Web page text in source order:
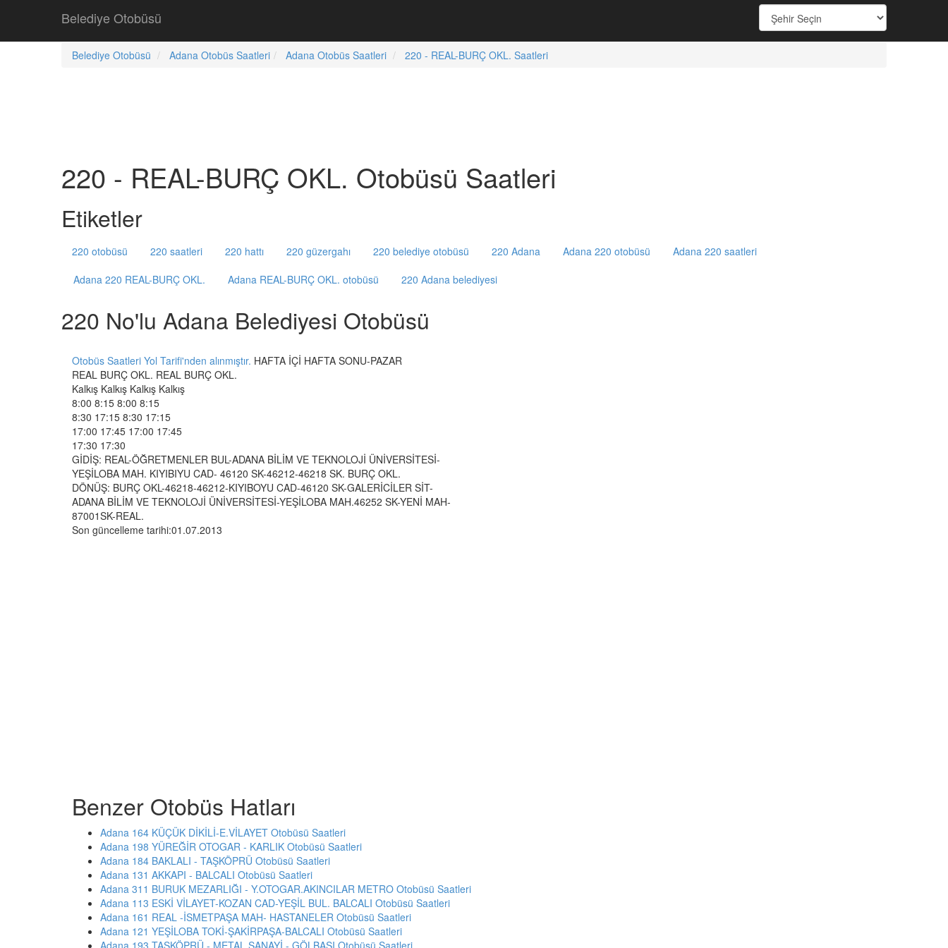
Belediye Otobüsü
Belediye Otobüsü Adana Otobüs Saatleri Adana Otobüs Saatleri 220 - REAL-BURÇ OKL. Saatleri
220 - REAL-BURÇ OKL. Otobüsü Saatleri
Etiketler
220 otobüsü 220 saatleri 220 hattı 220 güzergahı 220 belediye otobüsü 220 Adana Adana 220 otobüsü
Adana 220 saatleri
Adana 220 REAL-BURÇ OKL.
Adana REAL-BURÇ OKL. otobüsü 220 Adana belediyesi
220 No'lu Adana Belediyesi Otobüsü
Otobüs Saatleri Yol Tarifi'nden alınmıştır. HAFTA İÇİ HAFTA SONU-PAZAR
REAL BURÇ OKL. REAL BURÇ OKL.
Kalkış Kalkış Kalkış Kalkış
8:00 8:15 8:00 8:15
8:30 17:15 8:30 17:15
17:00 17:45 17:00 17:45
17:30 17:30
GİDİŞ: REAL-ÖĞRETMENLER BUL-ADANA BİLİM VE TEKNOLOJİ ÜNİVERSİTESİ-
YEŞİLOBA MAH. KIYIBIYU CAD- 46120 SK-46212-46218 SK. BURÇ OKL.
DÖNÜŞ: BURÇ OKL-46218-46212-KIYIBOYU CAD-46120 SK-GALERİCİLER SİT-
ADANA BİLİM VE TEKNOLOJİ ÜNİVERSİTESİ-YEŞİLOBA MAH.46252 SK-YENİ MAH-
87001SK-REAL.
Son güncelleme tarihi:01.07.2013
Benzer Otobüs Hatları
Adana 164 KÜÇÜK DİKİLİ-E.VİLAYET Otobüsü Saatleri
Adana 198 YÜREĞİR OTOGAR - KARLIK Otobüsü Saatleri
Adana 184 BAKLALI - TAŞKÖPRÜ Otobüsü Saatleri
Adana 131 AKKAPI - BALCALI Otobüsü Saatleri
Adana 311 BURUK MEZARLIĞI - Y.OTOGAR.AKINCILAR METRO Otobüsü Saatleri
Adana 113 ESKİ VİLAYET-KOZAN CAD-YEŞİL BUL. BALCALI Otobüsü Saatleri
Adana 161 REAL -İSMETPAŞA MAH- HASTANELER Otobüsü Saatleri
Adana 121 YEŞİLOBA TOKİ-ŞAKİRPAŞA-BALCALI Otobüsü Saatleri
Adana 193 TAŞKÖPRÜ - METAL SANAYİ - GÖLBAŞI Otobüsü Saatleri